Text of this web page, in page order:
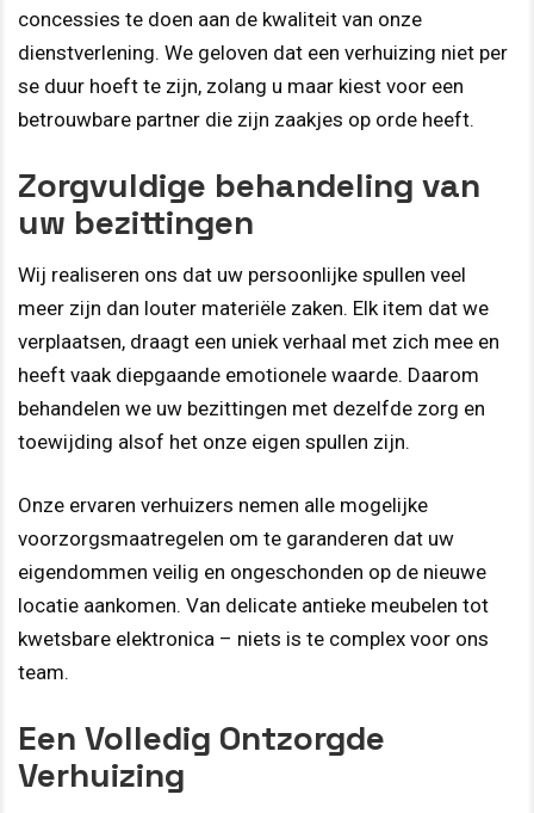
concessies te doen aan de kwaliteit van onze
dienstverlening. We geloven dat een verhuizing niet per
se duur hoeft te zijn, zolang u maar kiest voor een
betrouwbare partner die zijn zaakjes op orde heeft.
Zorgvuldige behandeling van
uw bezittingen
Wij realiseren ons dat uw persoonlijke spullen veel
meer zijn dan louter materiële zaken. Elk item dat we
verplaatsen, draagt een uniek verhaal met zich mee en
heeft vaak diepgaande emotionele waarde. Daarom
behandelen we uw bezittingen met dezelfde zorg en
toewijding alsof het onze eigen spullen zijn.
Onze ervaren verhuizers nemen alle mogelijke
voorzorgsmaatregelen om te garanderen dat uw
eigendommen veilig en ongeschonden op de nieuwe
locatie aankomen. Van delicate antieke meubelen tot
kwetsbare elektronica – niets is te complex voor ons
team.
Een Volledig Ontzorgde
Verhuizing